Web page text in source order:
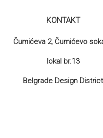
KONTAKT
Čumićeva 2, Čumićevo
lokal br.13
Belgrade Design District